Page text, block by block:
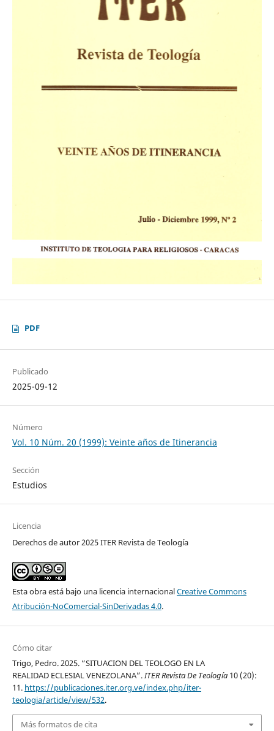
PDF
Publicado
2025-09-12
Número
Vol. 10 Núm. 20 (1999): Veinte años de Itinerancia
Sección
Estudios
Licencia
Derechos de autor 2025 ITER Revista de Teología
Esta obra está bajo una licencia internacionalCreative Commons
Atribución-NoComercial-SinDerivadas 4.0.
Cómo citar
Trigo, Pedro. 2025. “SITUACION DEL TEOLOGO EN LA
REALIDAD ECLESIAL VENEZOLANA”.ITER Revista De Teología10 (20):
11. https://publicaciones.iter.org.ve/index.php/iter-
teologia/article/view/532.
Más formatos de cita